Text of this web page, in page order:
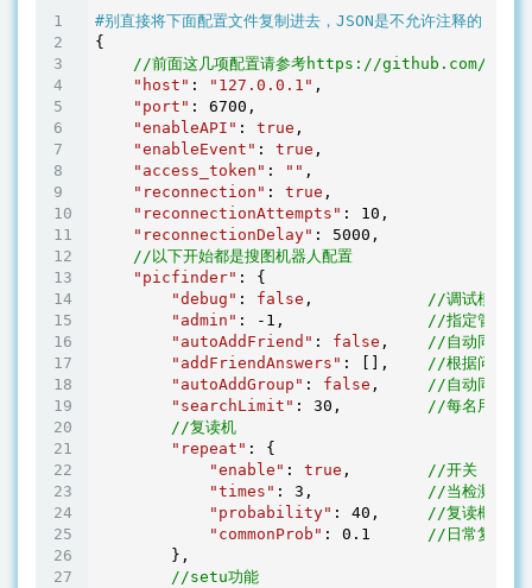
#别直接将下面配置文件复制进去，JSON是不允许注释的，仅供
{
//前面这几项配置请参考https://github.com/
"host" : "127.0.0.1" ,
"port" : 6700 ,
"enableAPI" : true ,
"enableEvent" : true ,
"access_token" : "" ,
"reconnection" : true ,
"reconnectionAttempts" : 10 ,
"reconnectionDelay" : 5000 ,
//以下开始都是搜图机器人配置
"picfinder" : {
"debug" : false , //调试模式，
"admin" : -1 , //指定管理者
"autoAddFriend" : false , //自动同意好
"addFriendAnswers" : [], //根据问题回
"autoAddGroup" : false , //自动同意入
"searchLimit" : 30 , //每名用户每
//复读机
"repeat" : {
"enable" : true , //开关
"times" : 3 , //当检测到某
"probability" : 40 , //复读概率（
"commonProb" : 0.1
//日常复读概
        },
//setu功能